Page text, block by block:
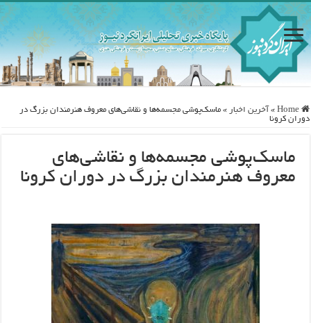
Home
» آخرین اخبار » ماسک‌پوشی‌ مجسمه‌ها و نقاشی‌های معروف هنرمندان بزرگ در
دوران کرونا
ماسک‌پوشی‌ مجسمه‌ها و نقاشی‌های
معروف هنرمندان بزرگ در دوران کرونا